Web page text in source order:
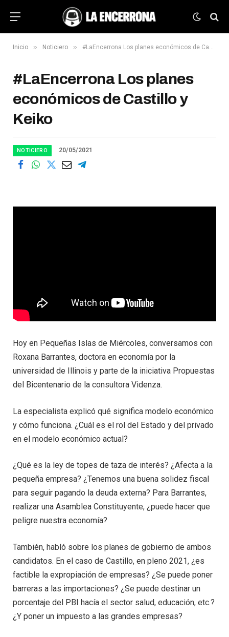
Inicio » Noticiero » #LaEncerrona Los planes económicos de Castillo y Keiko
#LaEncerrona Los planes
económicos de Castillo y
Keiko
NOTICIERO 20/05/2021
Hoy en Pequeñas Islas de Miércoles, conversamos con
Roxana Barrantes, doctora en economía por la
universidad de Illinois y parte de la iniciativa Propuestas
del Bicentenario de la consultora Videnza.
La especialista explicó qué significa modelo económico
y cómo funciona. ¿Cuál es el rol del Estado y del privado
en el modelo económico actual?
¿Qué es la ley de topes de taza de interés? ¿Afecta a la
pequeña empresa? ¿Tenemos una buena solidez fiscal
para seguir pagando la deuda externa? Para Barrantes,
realizar una Asamblea Constituyente, ¿puede hacer que
peligre nuestra economía?
También, habló sobre los planes de gobierno de ambos
candidatos. En el caso de Castillo, en pleno 2021, ¿es
factible la expropiación de empresas? ¿Se puede poner
barreras a las importaciones? ¿Se puede destinar un
porcentaje del PBI hacía el sector salud, educación, etc.?
¿Y poner un impuesto a las grandes empresas?